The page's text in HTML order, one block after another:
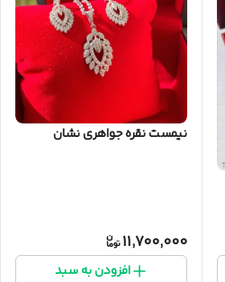
نیمست نقره جواهری نشان
11,700,000
افزودن به سبد